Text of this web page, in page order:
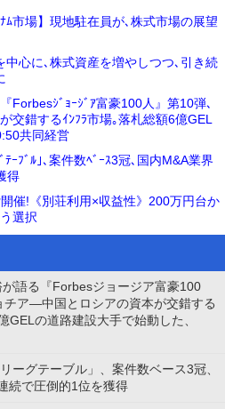
ﾑ市場】現地駐在員が､株式市場の展望
中心に､株式資産を増やしつつ､引き続
Forbesｼﾞｮｰｼﾞｱ富豪100人』第10弾､
交錯するｲﾝﾌﾗ市場｡落札総額6億GEL
共同経営
ｰﾌﾞﾙ｣､案件数ﾍﾞｰｽ3冠､国内M&A業界
得
催!《別荘利用×収益性》200万円台か
選択
語る『Forbesジョージア富豪100
チア―中国とロシアの資本が交錯する
GELの道路建設大手で始動した、
ーグテーブル」、案件数ベース3冠、
続で圧倒的1位を獲得